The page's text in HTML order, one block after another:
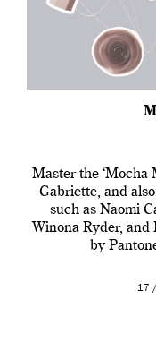
Master the ‘Mocha
Gabriette, and
such as Naomi
Winona Ryder, and
by
17